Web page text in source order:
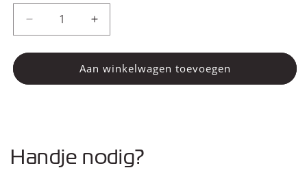
Aantal
verlagen
voor
Aantal
verhogen
voor
Pedalen
Aan winkelwagen toevoegen
Handje nodig?